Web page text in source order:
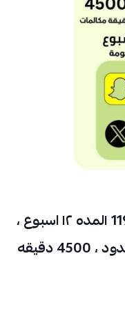
شريحة جديده زين باقة شباب 119 ١لمده ١٢ اسبوع ،
بيانات 90 جيجا ، سوشيال لا محدود ، 4500 دقيقه